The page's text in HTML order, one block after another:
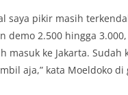
saya pikir masih
demo 2.500 hingga
masuk ke Jakarta.
aja,” kata Moeldoko